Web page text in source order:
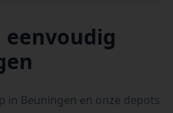
in Beuningen en onze depots